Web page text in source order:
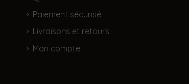
Paiement sécurisé
Livraisons et retours
Mon compte